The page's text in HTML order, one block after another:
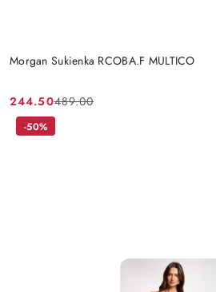
Morgan Sukienka RCOBA.F MULTICO
Cena
promocyjna:
244.50
Cena
przed
489.00
-50%